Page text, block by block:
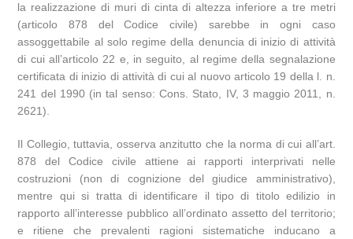
la realizzazione di muri di cinta di altezza inferiore a tre metri
(articolo 878 del Codice civile) sarebbe in ogni caso
assoggettabile al solo regime della denuncia di inizio di attività
di cui all’articolo 22 e, in seguito, al regime della segnalazione
certificata di inizio di attività di cui al nuovo articolo 19 della l. n.
241 del 1990 (in tal senso: Cons. Stato, IV, 3 maggio 2011, n.
2621).
Il Collegio, tuttavia, osserva anzitutto che la norma di cui all’art.
878 del Codice civile attiene ai rapporti interprivati nelle
costruzioni (non di cognizione del giudice amministrativo),
mentre qui si tratta di identificare il tipo di titolo edilizio in
rapporto all’interesse pubblico all’ordinato assetto del territorio;
e ritiene che prevalenti ragioni sistematiche inducano a